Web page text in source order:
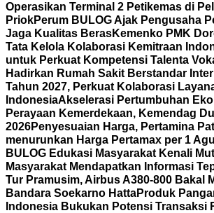
Operasikan Terminal 2 Petikemas di
PriokPerum BULOG Ajak Pengusaha
Jaga Kualitas BerasKemenko PMK
Tata Kelola Kolaborasi Kemitraan
untuk Perkuat Kompetensi Talenta
Hadirkan Rumah Sakit Berstandar
Tahun 2027, Perkuat Kolaborasi
IndonesiaAkselerasi Pertumbuhan
Perayaan Kemerdekaan, Kemendag
2026Penyesuaian Harga, Pertamina
menurunkan Harga Pertamax per 1
BULOG Edukasi Masyarakat Kenali
Masyarakat Mendapatkan Informasi
Tur Pramusim, Airbus A380-800 Bakal
Bandara Soekarno HattaProduk
Indonesia Bukukan Potensi Transaksi